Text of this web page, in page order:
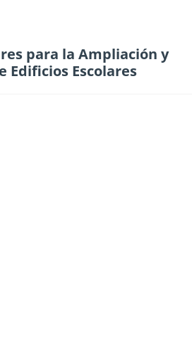
para la Ampliación y
Edificios Escolares